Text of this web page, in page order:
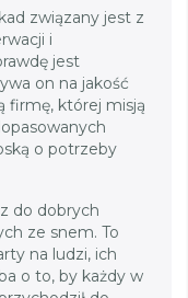
związany jest z
i
jest
on na jakość
firmę, której misją
o potrzeby
do dobrych
ze snem. To
na ludzi, ich
o to, by każdy w